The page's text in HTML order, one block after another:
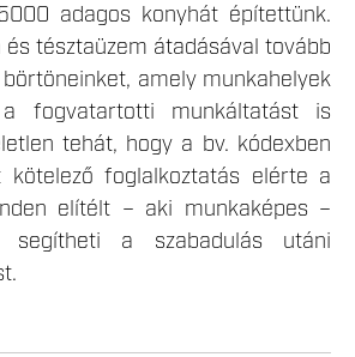
adagos konyhát építettünk.
és tésztaüzem átadásával tovább
amely munkahelyek
a fogvatartotti munkáltatást is
tehát, hogy a bv. kódexben
kötelező foglalkoztatás elérte a
elítélt – aki munkaképes –
segítheti a szabadulás utáni